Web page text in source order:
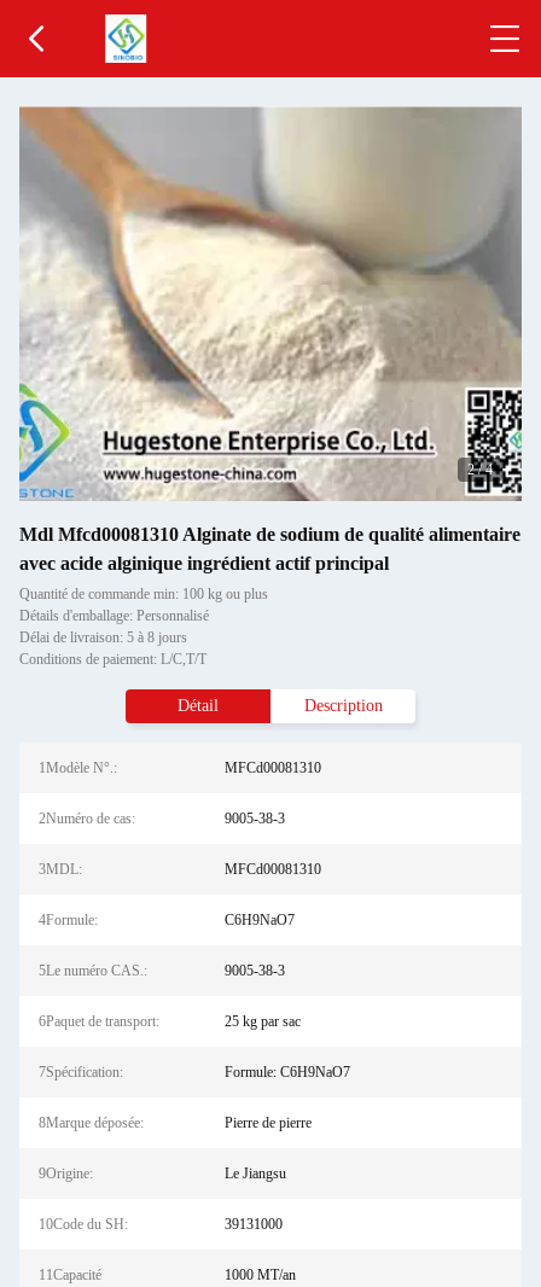
2/4
Mdl Mfcd00081310 Alginate de sodium de qualité alimentaire
avec acide alginique ingrédient actif principal
Quantité de commande min: 100 kg ou plus
Détails d'emballage: Personnalisé
Délai de livraison: 5 à 8 jours
Conditions de paiement: L/C,T/T
Détail Description
1Modèle N°.: MFCd00081310
2Numéro de cas: 9005-38-3
3MDL: MFCd00081310
4Formule: C6H9NaO7
5Le numéro CAS.: 9005-38-3
6Paquet de transport: 25 kg par sac
7Spécification: Formule: C6H9NaO7
8Marque déposée: Pierre de pierre
9Origine: Le Jiangsu
10Code du SH: 39131000
11Capacité
1000 MT/an